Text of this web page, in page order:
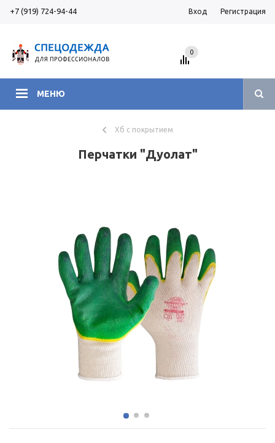
+7 (919) 724-94-44 Вход Регистрация
МЕНЮ
0
Хб с покрытием
Перчатки "Дуолат"